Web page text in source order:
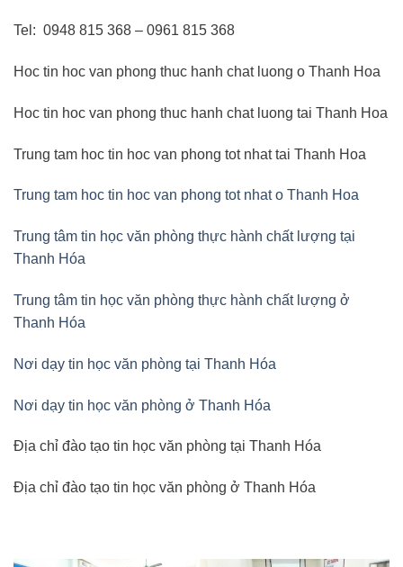
Tel: 0948 815 368 – 0961 815 368
Hoc tin hoc van phong thuc hanh chat luong o Thanh Hoa
Hoc tin hoc van phong thuc hanh chat luong tai Thanh Hoa
Trung tam hoc tin hoc van phong tot nhat tai Thanh Hoa
Trung tam hoc tin hoc van phong tot nhat o Thanh Hoa
Trung tâm tin học văn phòng thực hành chất lượng tại
Thanh Hóa
Trung tâm tin học văn phòng thực hành chất lượng ở
Thanh Hóa
Nơi dạy tin học văn phòng tại Thanh Hóa
Nơi dạy tin học văn phòng ở Thanh Hóa
Địa chỉ đào tạo tin học văn phòng tại Thanh Hóa
Địa chỉ đào tạo tin học văn phòng ở Thanh Hóa